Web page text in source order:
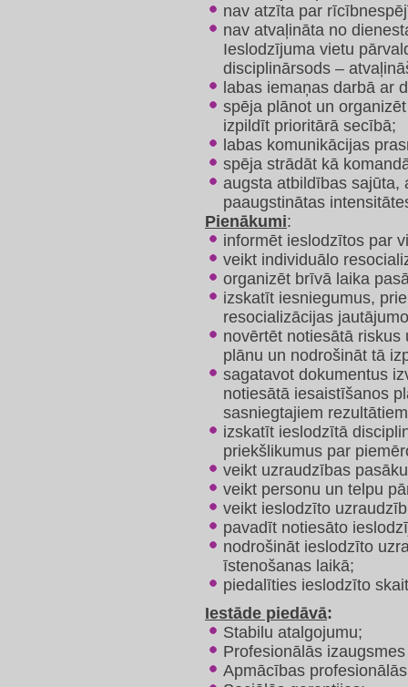
nav atzīta par
nav atvaļināta no
Ieslodzījuma vietu
disciplinārsods –
labas iemaņas darbā ar
spēja plānot un
izpildīt prioritārā secībā;
labas komunikācijas
spēja strādāt kā
augsta atbildības sajūta,
paaugstinātas
Pienākumi:
informēt ieslodzītos par
veikt individuālo
organizēt brīvā laika
izskatīt iesniegumus,
resocializācijas
novērtēt notiesātā
plānu un nodrošināt tā
sagatavot dokumentus
notiesātā iesaistīšanos
sasniegtajiem
izskatīt ieslodzītā
priekšlikumus par
veikt uzraudzības
veikt personu un telpu
veikt ieslodzīto
pavadīt notiesāto
nodrošināt ieslodzīto
īstenošanas laikā;
piedalīties ieslodzīto
Iestāde piedāvā:
Stabilu atalgojumu;
Profesionālās
Apmācības